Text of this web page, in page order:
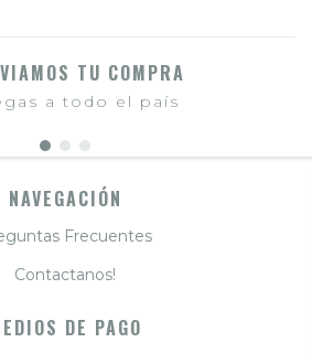
TU COMPRA
a todo el país
NAVEGACIÓN
Frecuentes
Contactanos!
DE PAGO